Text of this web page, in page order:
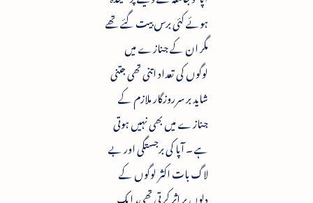
ہوئے کئی برس بیت گئے تھے
مگر ان کے جنازے میں
لوگوں کی تعداد اتنی تھی جتنی
شاید بر سرروزگار ملازم کے
جنازے میں بھی نہیں ہوتی
ہے ۔ آپا کی برجستگی اور بے
لاگ بات اکثر لوگوں کے
دلوں پر اثر کرتی تھی، ایک